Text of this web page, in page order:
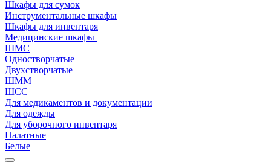
Шкафы для сумок
Инструментальные шкафы
Шкафы для инвентаря
Медицинские шкафы
ШМС
Одностворчатые
Двухстворчатые
ШММ
ШСС
Для медикаментов и документации
Для одежды
Для уборочного инвентаря
Палатные
Белые